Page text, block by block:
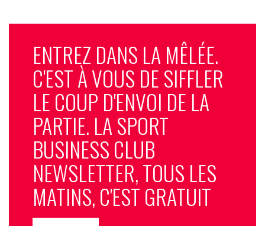
ENTREZ DANS LA MÊLÉE.
C'EST À VOUS DE SIFFLER
LE COUP D'ENVOI DE LA
PARTIE. LA SPORT
BUSINESS CLUB
NEWSLETTER, TOUS LES
MATINS, C'EST GRATUIT